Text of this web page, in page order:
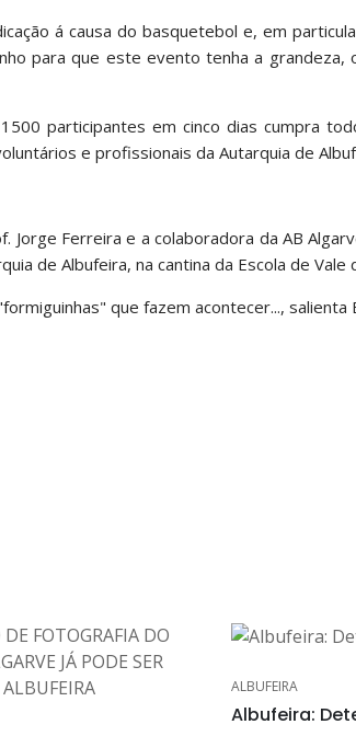
á causa do basquetebol e, em
para que este evento tenha a
participantes em cinco dias cumpra
e profissionais da Autarquia de
Ferreira e a colaboradora da AB
de Albufeira, na cantina da Escola de Vale
que fazem acontecer..., salienta
ALBUFEIRA
Albufeira: